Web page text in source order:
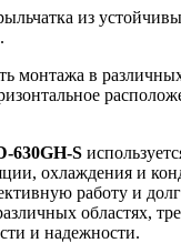
из
монтажа в
630GH-S
охлаждения и
работу и
областях,
и надежности.